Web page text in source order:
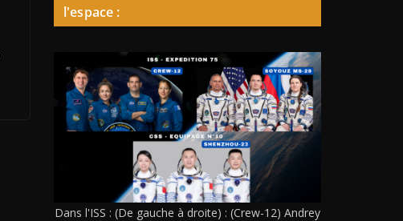
l'espace :
Dans l'ISS : (De gauche à droite) : (Crew-12) Andrey